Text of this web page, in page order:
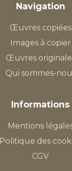
Navigation
Œuvres copiées
Images à copier
Œuvres
Qui sommes-
Informations
Mentions
Politique des
CGV